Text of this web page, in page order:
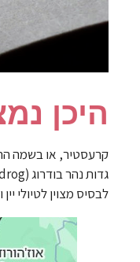
היכן
לבסיס מצוין לטיולי